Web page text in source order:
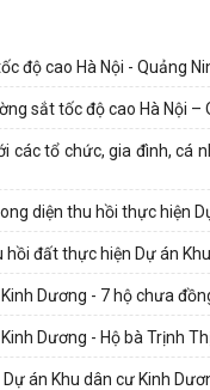
độ cao Hà Nội - Quảng
sắt tốc độ cao Hà Nội –
các tổ chức, gia đình,
diện thu hồi thực hiện
đất thực hiện Dự án
Dương - 7 hộ chưa
Dương - Hộ bà Trịnh
án Khu dân cư Kinh